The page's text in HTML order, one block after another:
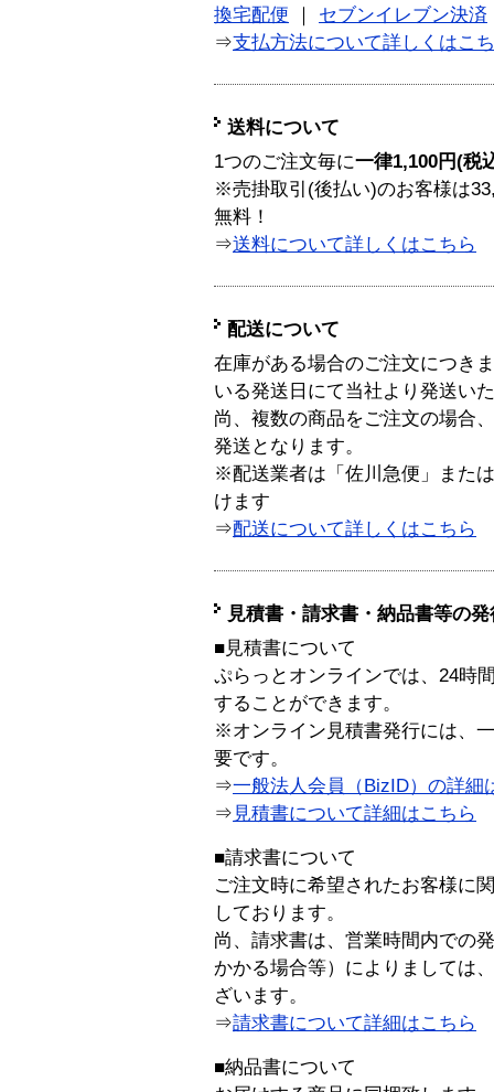
換宅配便
セブンイレブン決済
⇒支払方法について詳しくはこ
送料について
1つのご注文毎に一律1,100円(税
※売掛取引(後払い)のお客様は
無料！
⇒送料について詳しくはこちら
配送について
在庫がある場合のご注文につき
いる発送日にて当社より発送い
尚、複数の商品をご注文の場合
発送となります。
※配送業者は「佐川急便」また
けます
⇒配送について詳しくはこちら
見積書・請求書・納品書等の
■見積書について
ぷらっとオンラインでは、24時
することができます。
※オンライン見積書発行には、
要です。
⇒一般法人会員（BizID）の詳細
⇒ 見積書について詳細はこちら
■請求書について
ご注文時に希望されたお客様に
しております。
尚、請求書は、営業時間内での
かかる場合等）によりましては
ざいます。
⇒請求書について詳細はこちら
■納品書について